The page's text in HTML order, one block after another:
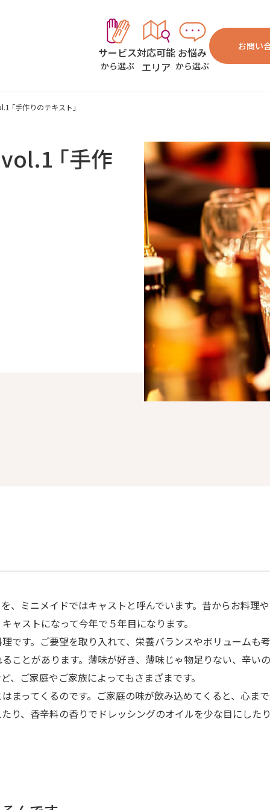
サービス
から選ぶ
対応可能
エリア
お悩み
から選ぶ
お問い
｢手作りのテキスト｣
｢手作
、ミニメイドではキャストと呼んでいます。昔からお料理
ャストになって今年で５年目になります。
です。ご要望を取り入れて、栄養バランスやボリュームも
ことがあります。薄味が好き、薄味じゃ物足りない、辛
ご家庭やご家族によってもさまざまです。
まってくるのです。ご家庭の味が飲み込めてくると、心ま
り、香辛料の香りでドレッシングのオイルを少な目にした